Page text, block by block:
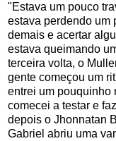
"Estava um pouco
estava perdendo um
demais e acertar
estava queimando
terceira volta, o
gente começou um
entrei um pouquinho
comecei a testar e
depois o Jhonnatan
Gabriel abriu uma